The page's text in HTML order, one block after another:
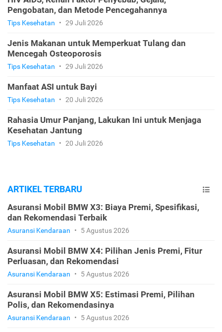
Pengobatan, dan Metode Pencegahannya
Tips Kesehatan • 29 Juli 2026
Jenis Makanan untuk Memperkuat Tulang dan
Mencegah Osteoporosis
Tips Kesehatan • 29 Juli 2026
Manfaat ASI untuk Bayi
Tips Kesehatan • 20 Juli 2026
Rahasia Umur Panjang, Lakukan Ini untuk Menjaga
Kesehatan Jantung
Tips Kesehatan • 20 Juli 2026
ARTIKEL TERBARU
Asuransi Mobil BMW X3: Biaya Premi, Spesifikasi,
dan Rekomendasi Terbaik
Asuransi Kendaraan • 5 Agustus 2026
Asuransi Mobil BMW X4: Pilihan Jenis Premi, Fitur
Perluasan, dan Rekomendasi
Asuransi Kendaraan • 5 Agustus 2026
Asuransi Mobil BMW X5: Estimasi Premi, Pilihan
Polis, dan Rekomendasinya
Asuransi Kendaraan • 5 Agustus 2026